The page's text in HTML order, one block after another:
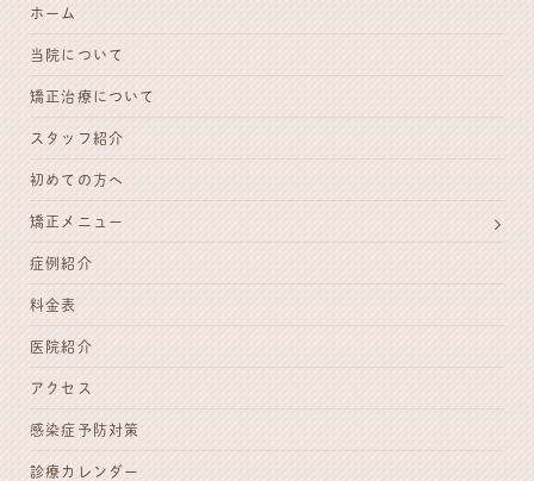
ホーム
当院について
矯正治療について
スタッフ紹介
初めての方へ
矯正メニュー
症例紹介
料金表
医院紹介
アクセス
感染症予防対策
診療カレンダー